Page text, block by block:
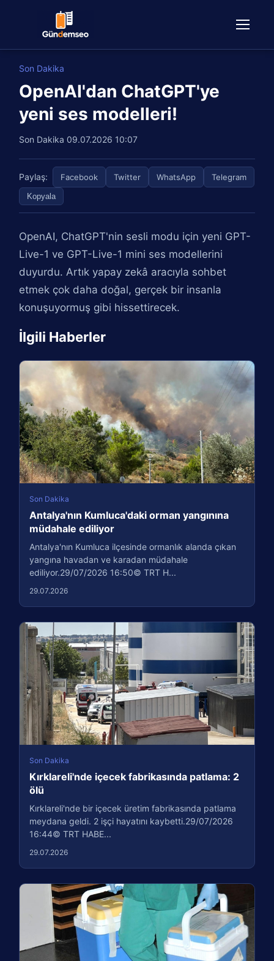
Son Dakika
OpenAI'dan ChatGPT'ye
yeni ses modelleri!
Son Dakika 09.07.2026 10:07
Paylaş: Facebook Twitter WhatsApp Telegram
Kopyala
OpenAI, ChatGPT'nin sesli modu için yeni GPT-
Live-1 ve GPT-Live-1 mini ses modellerini
duyurdu. Artık yapay zekâ aracıyla sohbet
etmek çok daha doğal, gerçek bir insanla
konuşuyormuş gibi hissettirecek.
İlgili Haberler
Son Dakika
Antalya'nın Kumluca'daki orman yangınına
müdahale ediliyor
Antalya'nın Kumluca ilçesinde ormanlık alanda çıkan
yangına havadan ve karadan müdahale
ediliyor.29/07/2026 16:50© TRT H...
29.07.2026
Son Dakika
Kırklareli'nde içecek fabrikasında patlama: 2
ölü
Kırklareli'nde bir içecek üretim fabrikasında patlama
meydana geldi. 2 işçi hayatını kaybetti.29/07/2026
16:44© TRT HABE...
29.07.2026